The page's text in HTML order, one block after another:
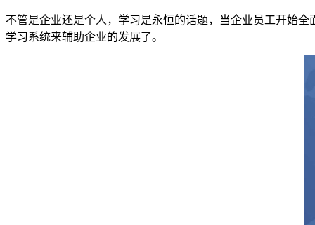
不管是企业还是个人，学习是永恒的话题，当企业员工开始
学习系统来辅助企业的发展了。